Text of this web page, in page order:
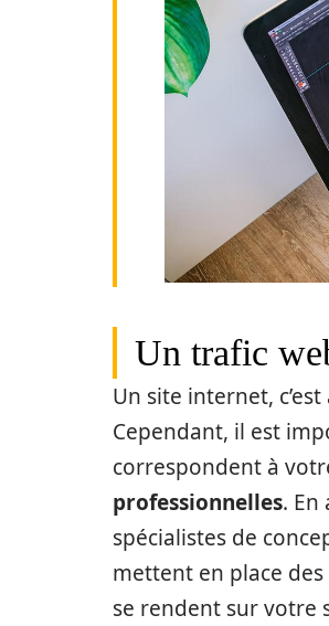
Un trafic
Un site internet,
Cependant, il est
correspondent à
professionnelles. En
spécialistes de
mettent en place
se rendent sur votre